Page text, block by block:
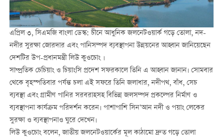
এপ্রিল ৩, সিএমজি বাংলা ডেস্ক: চীনে আধুনিক জলনেটওয়ার্ক গড়ে তোলা, নদ-
নদীর সুরক্ষা জোরদার এবং পানিসম্পদ ব্যবস্থাপনা উন্নয়নের আহ্বান জানিয়েছেন
দেশটির উপ-প্রধানমন্ত্রী লিউ কুওচোং ।
সাম্প্রতিক চেচিয়াং ও চিয়াংসি প্রদেশ সফরকালে তিনি এ আহ্বান জানান। সোমবার
থেকে বৃহস্পতিবার পর্যন্ত চলা এই সফরে তিনি জলাধার, নদীপথ, বাঁধ, সেচ
ব্যবস্থা এবং গ্রামীণ পানির সরবরাহসহ বিভিন্ন জলসম্পদ প্রকল্পের নির্মাণ ও
ব্যবস্থাপনা কার্যক্রম পরিদর্শন করেন। পাশাপাশি সিন’আন নদী ও পয়াং লেকের
সুরক্ষা ও ব্যবস্থাপনাও ঘুরে দেখেন।
লিউ কুওচোং বলেন, জাতীয় জলনেটওয়ার্কের মূল কাঠামো দ্রুত গড়ে তোলা